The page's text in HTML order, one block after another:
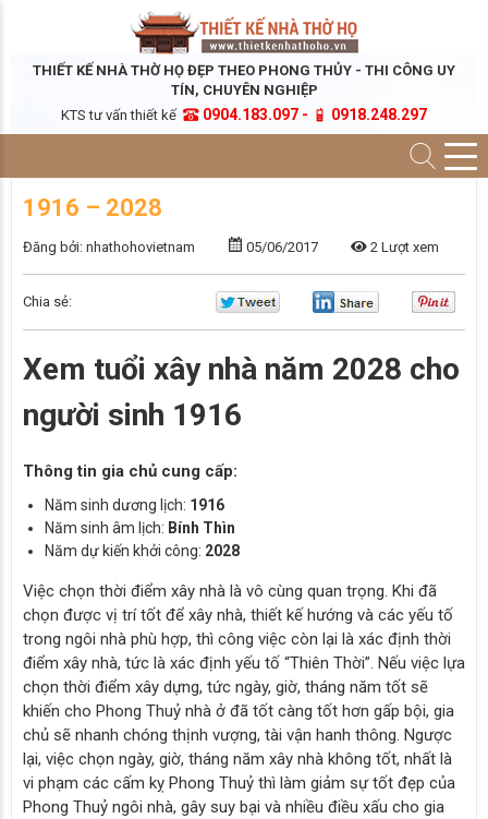
THIẾT KẾ NHÀ THỜ HỌ ĐẸP THEO PHONG THỦY - THI CÔNG UY
TÍN, CHUYÊN NGHIỆP
KTS tư vấn thiết kế
0904.183.097 - 0918.248.297
1916 – 2028
Đăng bởi: nhathohovietnam 05/06/2017 2 Lượt xem
Chia sẻ:
Xem tuổi xây nhà năm 2028 cho
người sinh 1916
Thông tin gia chủ cung cấp:
Năm sinh dương lịch: 1916
Năm sinh âm lịch: Bính Thìn
Năm dự kiến khởi công: 2028
Việc chọn thời điểm xây nhà là vô cùng quan trọng. Khi đã
chọn được vị trí tốt để xây nhà, thiết kế hướng và các yếu tố
trong ngôi nhà phù hợp, thì công việc còn lại là xác định thời
điểm xây nhà, tức là xác định yếu tố “Thiên Thời”. Nếu việc lựa
chọn thời điểm xây dựng, tức ngày, giờ, tháng năm tốt sẽ
khiến cho Phong Thuỷ nhà ở đã tốt càng tốt hơn gấp bội, gia
chủ sẽ nhanh chóng thịnh vượng, tài vận hanh thông. Ngược
lại, việc chọn ngày, giờ, tháng năm xây nhà không tốt, nhất là
vi phạm các cấm kỵ Phong Thuỷ thì làm giảm sự tốt đẹp của
Phong Thuỷ ngôi nhà, gây suy bại và nhiều điều xấu cho gia